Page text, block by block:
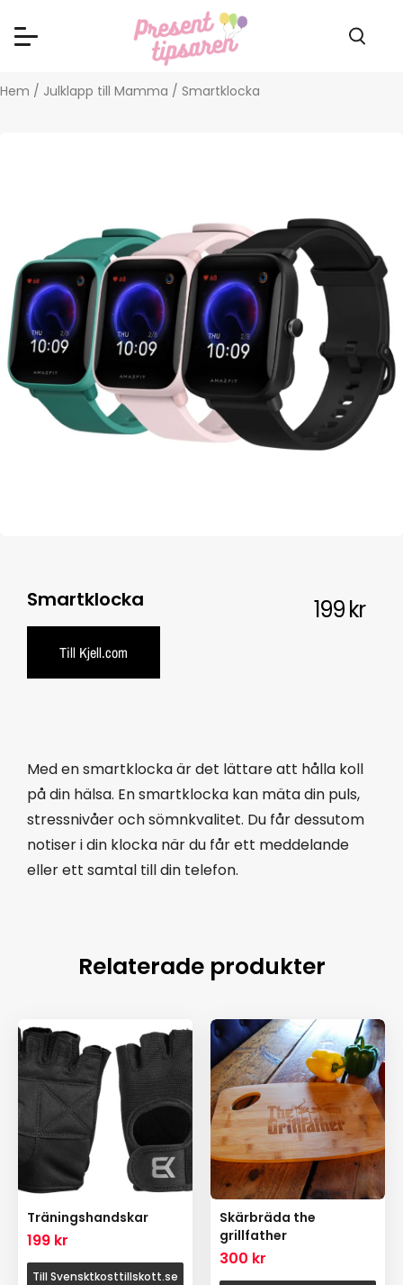
Hem / Julklapp till Mamma / Smartklocka
Smartklocka
Till Kjell.com
199kr
Med en smartklocka är det lättare att hålla koll
på din hälsa. En smartklocka kan mäta din puls,
stressnivåer och sömnkvalitet. Du får dessutom
notiser i din klocka när du får ett meddelande
eller ett samtal till din telefon.
Relaterade produkter
Träningshandskar
199 kr
Till Svensktkosttillskott.se
Skärbräda the
grillfather
300 kr